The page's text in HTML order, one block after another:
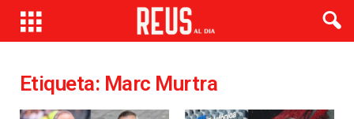
Etiqueta: Marc Murtra